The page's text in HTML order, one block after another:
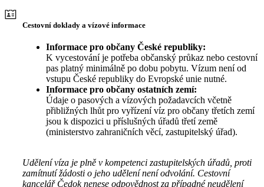
Cestovní doklady a vízové informace
Informace pro občany České republiky:
K vycestování je potřeba občanský průkaz nebo cestovní
pas platný minimálně po dobu pobytu. Vízum není od
vstupu České republiky do Evropské unie nutné.
Informace pro občany ostatních zemí:
Údaje o pasových a vízových požadavcích včetně
přibližných lhůt pro vyřízení víz pro občany třetích zemí
jsou k dispozici u příslušných úřadů třetí země
(ministerstvo zahraničních věcí, zastupitelský úřad).
Udělení víza je plně v kompetenci zastupitelských úřadů, proti
zamítnutí žádosti o jeho udělení není odvolání. Cestovní
kancelář Čedok nenese odpovědnost za případné neudělení